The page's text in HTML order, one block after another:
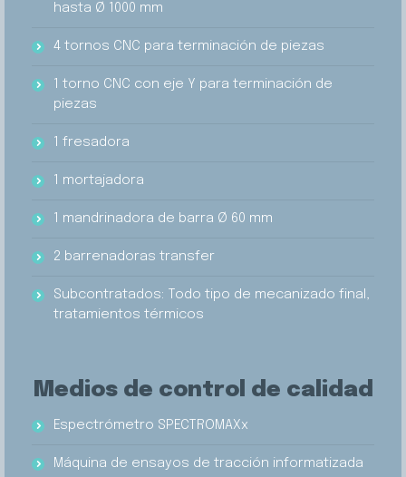
hasta Ø 1000 mm
4 tornos CNC para terminación de piezas
1 torno CNC con eje Y para terminación de
piezas
1 fresadora
1 mortajadora
1 mandrinadora de barra Ø 60 mm
2 barrenadoras transfer
Subcontratados: Todo tipo de mecanizado final,
tratamientos térmicos
Medios de control de calidad
Espectrómetro SPECTROMAXx
Máquina de ensayos de tracción informatizada